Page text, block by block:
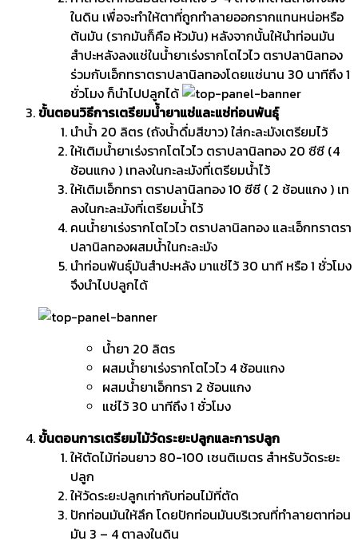
ในดิน เพื่อจะทำให้ตาที่ถูกทำลายออกรากแทนหน่อหรือ
ต้นมัน (รากมันก็คือ หัวมัน) หลังจากนั้นให้นำท่อนมัน
สำปะหลังลงแช่ในน้ำยาเร่งรากโตไวไว ตราปลานิลทอง
ร่วมกับเอ็กทราตราปลานิลทองโดยแช่นาน 30 นาทีถึง 1
ชั่วโมง ก็นำไปปลูกได้
ขั้นตอนวิธีการเตรียมน้ำยาแช่และแช่ท่อนพันธุ์
นำน้ำ 20 ลิตร (ถังน้ำดื่มสีขาว) ใส่กะละมังเตรียมไว้
ให้เติมน้ำยาเร่งรากโตไวไว ตราปลานิลทอง 20 ซีซี (4
ช้อนแกง ) เทลงในกะละมังที่เตรียมน้ำไว้
ให้เติมเอ็กทรา ตราปลานิลทอง 10 ซีซี ( 2 ช้อนแกง ) เท
ลงในกะละมังที่เตรียมน้ำไว้
คนน้ำยาเร่งรากโตไวไว ตราปลานิลทอง และเอ็กทราตรา
ปลานิลทองผสมน้ำในกะละมัง
นำท่อนพันธุ์มันสำปะหลัง มาแช่ไว้ 30 นาที หรือ 1 ชั่วโมง
จึงนำไปปลูกได้
น้ำยา 20 ลิตร
ผสมน้ำยาเร่งรากโตไวไว 4 ช้อนแกง
ผสมน้ำยาเอ็กทรา 2 ช้อนแกง
แช่ไว้ 30 นาทีถึง 1 ชั่วโมง
ขั้นตอนการเตรียมไม้วัดระยะปลูกและการปลูก
ให้ตัดไม้ท่อนยาว 80-100 เซนติเมตร สำหรับวัดระยะ
ปลูก
ให้วัดระยะปลูกเท่ากับท่อนไม้ที่ตัด
ปักท่อนมันให้ลึก โดยปักท่อนมันบริเวณที่ทำลายตาท่อน
มัน 3 – 4 ตาลงในดิน